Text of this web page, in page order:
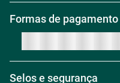
Trabalhe conosco
Política de Troca
Política de Reembolso
Política de Retirada na loja
Política de Entrega
Regulamento Aniversário
Formas de pagamento
Selos e segurança